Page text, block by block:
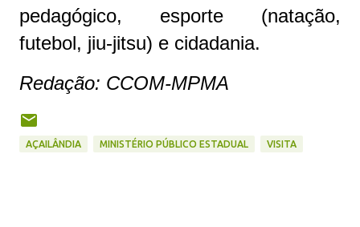
pedagógico, esporte (natação,
futebol, jiu-jitsu) e cidadania.
Redação: CCOM-MPMA
AÇAILÂNDIA MINISTÉRIO PÚBLICO ESTADUAL VISITA